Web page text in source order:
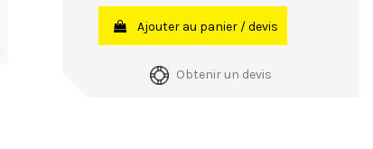
Ajouter au panier / devis
Obtenir un devis